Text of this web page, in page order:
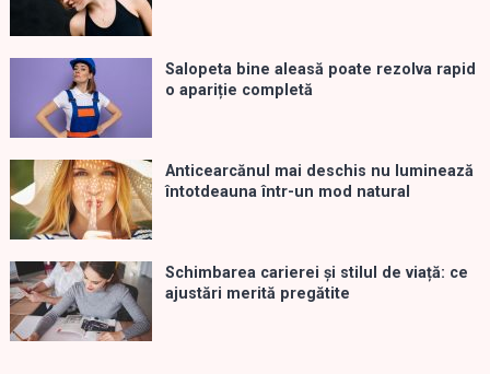
Salopeta bine aleasă poate rezolva rapid
o apariție completă
Anticearcănul mai deschis nu luminează
întotdeauna într-un mod natural
Schimbarea carierei și stilul de viață: ce
ajustări merită pregătite